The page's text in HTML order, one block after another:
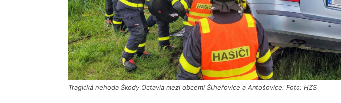
Tragická nehoda Škody Octavia mezi obcemi Šilheřovice a Antošovice. Foto: HZS